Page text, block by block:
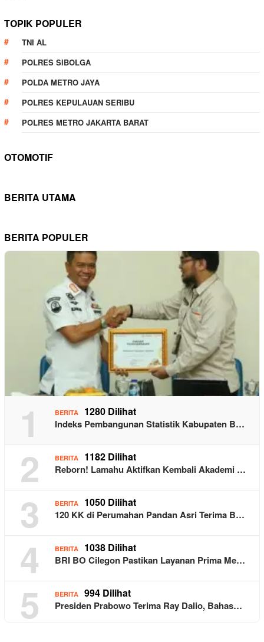
TOPIK POPULER
TNI AL
POLRES SIBOLGA
POLDA METRO JAYA
POLRES KEPULAUAN SERIBU
POLRES METRO JAKARTA BARAT
OTOMOTIF
BERITA UTAMA
BERITA POPULER
1 BERITA 1280 Dilihat
Indeks Pembangunan Statistik Kabupaten B…
2 BERITA 1182 Dilihat
Reborn! Lamahu Aktifkan Kembali Akademi …
3 BERITA 1050 Dilihat
120 KK di Perumahan Pandan Asri Terima B…
4 BERITA 1038 Dilihat
BRI BO Cilegon Pastikan Layanan Prima Me…
5 BERITA 994 Dilihat
Presiden Prabowo Terima Ray Dalio, Bahas…